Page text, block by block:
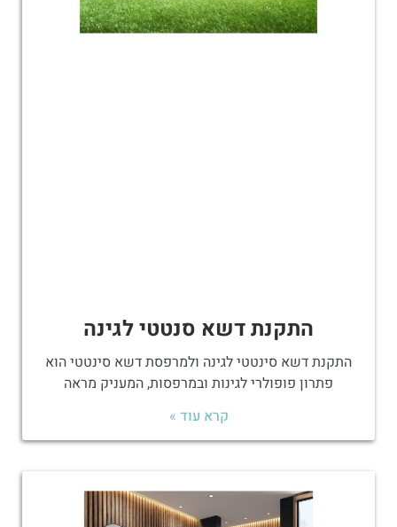
התקנת דשא סנטטי לגינה
התקנת דשא סינטטי לגינה ולמרפסת דשא סינטטי הוא
פתרון פופולרי לגינות ובמרפסות, המעניק מראה
קרא עוד »